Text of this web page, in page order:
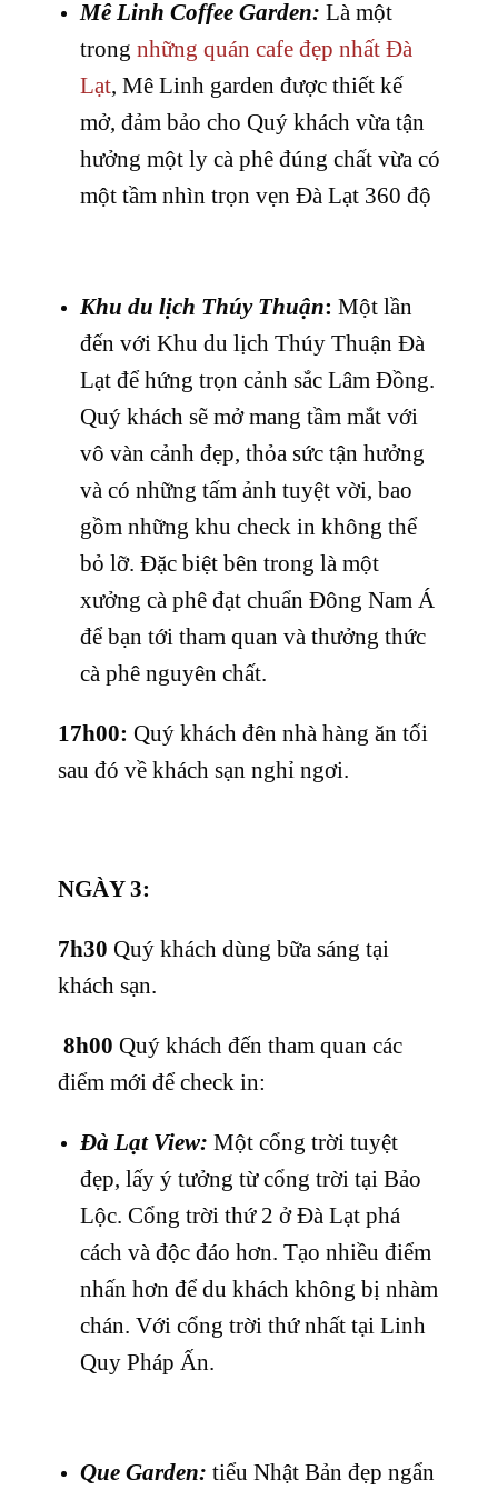
Mê Linh Coffee Garden:Là một
trongnhững quán cafe đẹp nhất Đà
Lạt, Mê Linh garden được thiết kế
mở, đảm bảo cho Quý khách vừa tận
hưởng một ly cà phê đúng chất vừa có
một tầm nhìn trọn vẹn Đà Lạt 360 độ
Khu du lịch Thúy Thuận:Một lần
đến với Khu du lịch Thúy Thuận Đà
Lạt để hứng trọn cảnh sắc Lâm Đồng.
Quý khách sẽ mở mang tầm mắt với
vô vàn cảnh đẹp, thỏa sức tận hưởng
và có những tấm ảnh tuyệt vời, bao
gồm những khu check in không thể
bỏ lỡ. Đặc biệt bên trong là một
xưởng cà phê đạt chuẩn Đông Nam Á
để bạn tới tham quan và thưởng thức
cà phê nguyên chất.
17h00: Quý khách đên nhà hàng ăn tối
sau đó về khách sạn nghỉ ngơi.
NGÀY 3:
7h30 Quý khách dùng bữa sáng tại
khách sạn.
8h00 Quý khách đến tham quan các
điểm mới để check in:
Đà Lạt View:Một cổng trời tuyệt
đẹp, lấy ý tưởng từ cổng trời tại Bảo
Lộc. Cổng trời thứ 2 ở Đà Lạt phá
cách và độc đáo hơn. Tạo nhiều điểm
nhấn hơn để du khách không bị nhàm
chán. Với cổng trời thứ nhất tại Linh
Quy Pháp Ấn.
Que Garden:tiểu Nhật Bản đẹp ngẩn